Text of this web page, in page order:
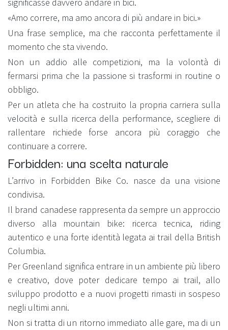
significasse davvero andare in bici.
«Amo correre, ma amo ancora di più andare in bici.»
Una frase semplice, ma che racconta perfettamente il
momento che sta vivendo.
Non un addio alle competizioni, ma la volontà di
fermarsi prima che la passione si trasformi in routine o
obbligo.
Per un atleta che ha costruito la propria carriera sulla
velocità e sulla ricerca della performance, scegliere di
rallentare richiede forse ancora più coraggio che
continuare a correre.
Forbidden: una scelta naturale
L’arrivo in Forbidden Bike Co. nasce da una visione
condivisa.
Il brand canadese rappresenta da sempre un approccio
diverso alla mountain bike: ricerca tecnica, riding
autentico e una forte identità legata ai trail della British
Columbia.
Per Greenland significa entrare in un ambiente più libero
e creativo, dove poter dedicare tempo ai trail, allo
sviluppo prodotto e a nuovi progetti rimasti in sospeso
negli ultimi anni.
Non si tratta di un ritorno immediato alle gare, ma di un